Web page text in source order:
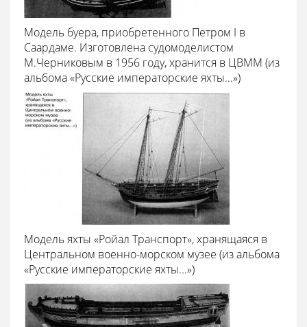
Модель буера, приобретенного Петром I в
Саардаме. Изготовлена судомоделистом
М.Черниковым в 1956 году, хранится в ЦВММ (из
альбома «Русские императорские яхты...»)
Модель яхты «Ройал Транспорт», хранящаяся в
Центральном военно-морском музее (из альбома
«Русские императорские яхты...»)